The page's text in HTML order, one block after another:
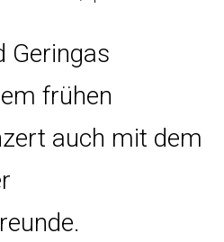
Geringas
frühen
auch mit dem